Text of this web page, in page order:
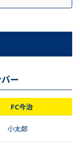
ー
FC今治
小太郎